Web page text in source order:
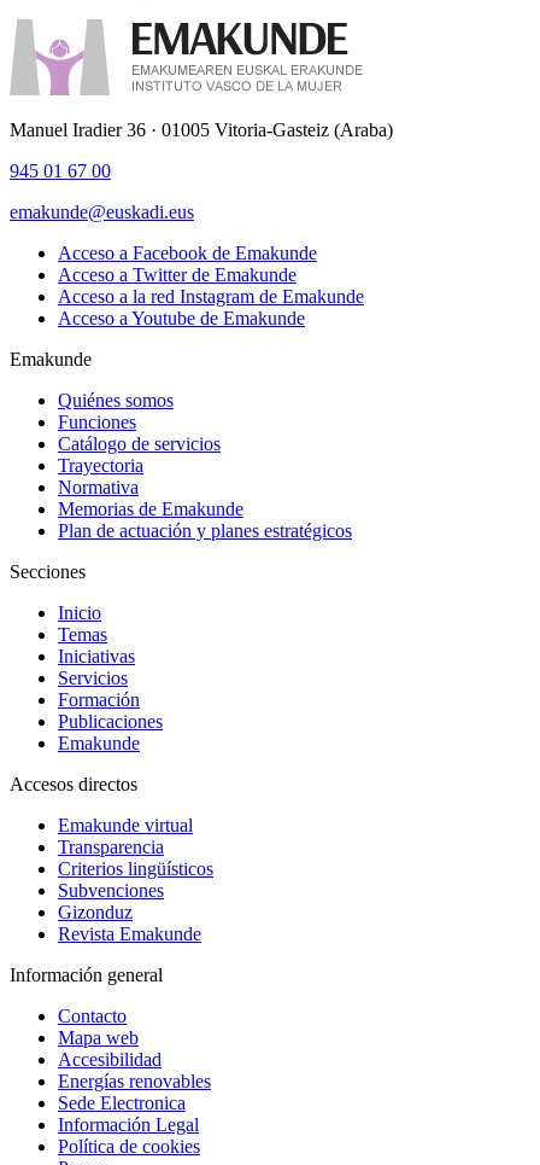
Manuel Iradier 36 · 01005 Vitoria-Gasteiz (Araba)
945 01 67 00
emakunde@euskadi.eus
Acceso a Facebook de Emakunde
Acceso a Twitter de Emakunde
Acceso a la red Instagram de Emakunde
Acceso a Youtube de Emakunde
Emakunde
Quiénes somos
Funciones
Catálogo de servicios
Trayectoria
Normativa
Memorias de Emakunde
Plan de actuación y planes estratégicos
Secciones
Inicio
Temas
Iniciativas
Servicios
Formación
Publicaciones
Emakunde
Accesos directos
Emakunde virtual
Transparencia
Criterios lingüísticos
Subvenciones
Gizonduz
Revista Emakunde
Información general
Contacto
Mapa web
Accesibilidad
Energías renovables
Sede Electronica
Información Legal
Política de cookies